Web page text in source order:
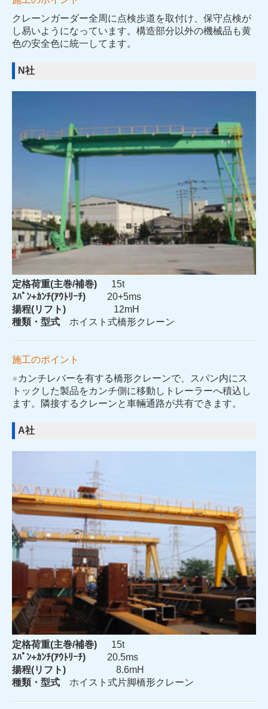
クレーンガーダー全周に点検歩道を取付け、保守点検が
し易いようになっています。構造部分以外の機械品も黄
色の安全色に統一してます。
N社
定格荷重(主巻/補巻)
15t
ｽﾊﾟﾝ+ｶﾝﾁ(ｱｳﾄﾘｰﾁ)
20+5ms
揚程(リフト)
12mH
種類・型式 ホイスト式橋形クレーン
施工のポイント
● カンチレバーを有する橋形クレーンで、スパン内にス
トックした製品をカンチ側に移動しトレーラーへ積込し
ます。隣接するクレーンと車輛通路が共有できます。
A社
定格荷重(主巻/補巻) 15t
ｽﾊﾟﾝ+ｶﾝﾁ(ｱｳﾄﾘｰﾁ) 20.5ms
揚程(リフト) 8.6mH
種類・型式 ホイスト式片脚橋形クレーン